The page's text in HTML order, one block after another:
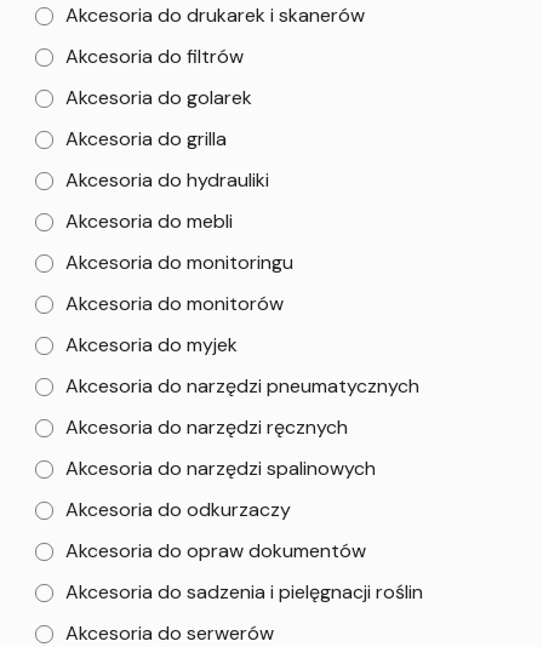
Akcesoria do drukarek i skanerów
Akcesoria do filtrów
Akcesoria do golarek
Akcesoria do grilla
Akcesoria do hydrauliki
Akcesoria do mebli
Akcesoria do monitoringu
Akcesoria do monitorów
Akcesoria do myjek
Akcesoria do narzędzi pneumatycznych
Akcesoria do narzędzi ręcznych
Akcesoria do narzędzi spalinowych
Akcesoria do odkurzaczy
Akcesoria do opraw dokumentów
Akcesoria do sadzenia i pielęgnacji roślin
Akcesoria do serwerów